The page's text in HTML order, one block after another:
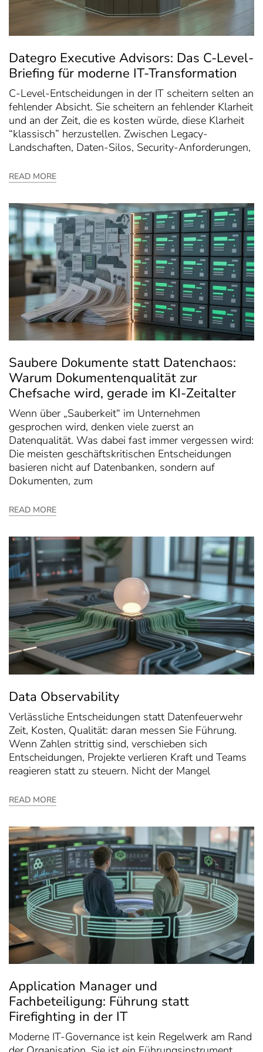
Dategro Executive Advisors: Das C-Level-
Briefing für moderne IT-Transformation
C-Level-Entscheidungen in der IT scheitern selten an
fehlender Absicht. Sie scheitern an fehlender Klarheit
und an der Zeit, die es kosten würde, diese Klarheit
“klassisch” herzustellen. Zwischen Legacy-
Landschaften, Daten-Silos, Security-Anforderungen,
READ MORE
Saubere Dokumente statt Datenchaos:
Warum Dokumentenqualität zur
Chefsache wird, gerade im KI-Zeitalter
Wenn über „Sauberkeit“ im Unternehmen
gesprochen wird, denken viele zuerst an
Datenqualität. Was dabei fast immer vergessen wird:
Die meisten geschäftskritischen Entscheidungen
basieren nicht auf Datenbanken, sondern auf
Dokumenten, zum
READ MORE
Data Observability
Verlässliche Entscheidungen statt Datenfeuerwehr
Zeit, Kosten, Qualität: daran messen Sie Führung.
Wenn Zahlen strittig sind, verschieben sich
Entscheidungen, Projekte verlieren Kraft und Teams
reagieren statt zu steuern. Nicht der Mangel
READ MORE
Application Manager und
Fachbeteiligung: Führung statt
Firefighting in der IT
Moderne IT-Governance ist kein Regelwerk am Rand